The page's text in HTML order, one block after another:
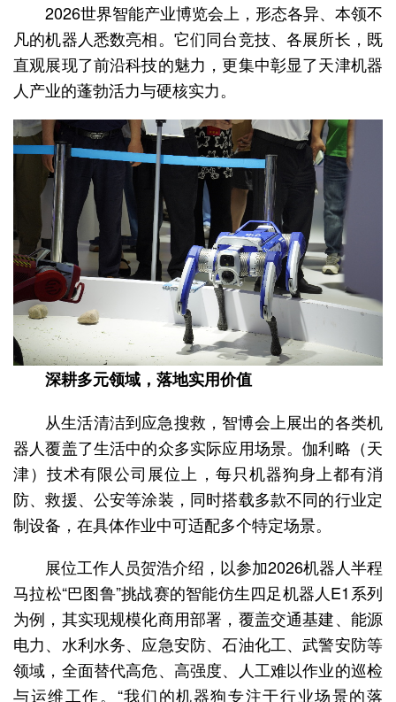
2026世界智能产业博览会上，形态各异、本领不
凡的机器人悉数亮相。它们同台竞技、各展所长，既
直观展现了前沿科技的魅力，更集中彰显了天津机器
人产业的蓬勃活力与硬核实力。
深耕多元领域，落地实用价值
从生活清洁到应急搜救，智博会上展出的各类机
器人覆盖了生活中的众多实际应用场景。伽利略（天
津）技术有限公司展位上，每只机器狗身上都有消
防、救援、公安等涂装，同时搭载多款不同的行业定
制设备，在具体作业中可适配多个特定场景。
展位工作人员贺浩介绍，以参加2026机器人半程
马拉松“巴图鲁”挑战赛的智能仿生四足机器人E1系列
为例，其实现规模化商用部署，覆盖交通基建、能源
电力、水利水务、应急安防、石油化工、武警安防等
领域，全面替代高危、高强度、人工难以作业的巡检
与运维工作。“我们的机器狗专注于行业场景的落